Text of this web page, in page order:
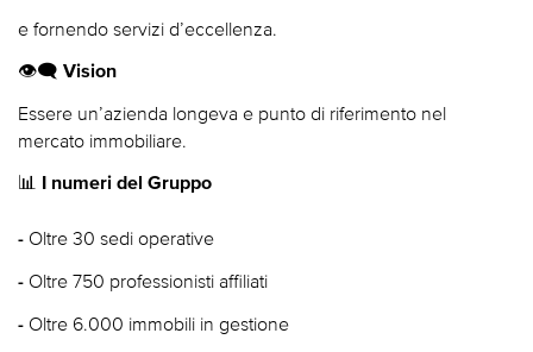
e fornendo servizi d’eccellenza.
👁️‍🗨️ Vision
Essere un’azienda longeva e punto di riferimento nel
mercato immobiliare.
📊
I numeri del Gruppo
- Oltre 30 sedi operative
- Oltre 750 professionisti affiliati
- Oltre 6.000 immobili in gestione